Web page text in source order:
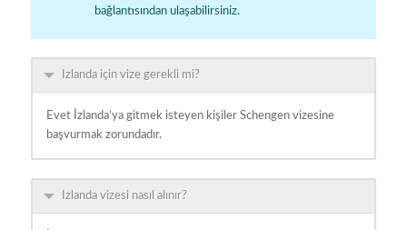
bağlantısından ulaşabilirsiniz.
Izlanda için vize gerekli mi?
Evet İzlanda’ya gitmek isteyen kişiler Schengen vizesine
başvurmak zorundadır.
Izlanda vizesi nasıl alınır?